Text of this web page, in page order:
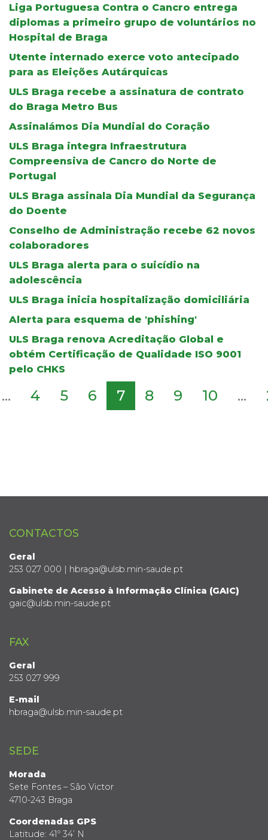
Liga Portuguesa Contra o Cancro entrega
diplomas a primeiro grupo de voluntários no
Hospital de Braga
Utente internado exerce voto antecipado
para as Eleições Autárquicas
ULS Braga recebe a assinatura de contrato
do Braga Metro Bus
Assinalámos Dia Mundial do Coração
ULS Braga integra Infraestrutura
Compreensiva de Cancro do Norte de
Portugal
ULS Braga assinala Dia Mundial da Segurança
do Doente
Conselho de Administração recebe 62 novos
colaboradores
ULS Braga alerta para o suicídio na
adolescência
ULS Braga inicia hospitalização domiciliária
Alerta para esquema de 'phishing'
ULS Braga renova Acreditação Global e
obtém Certificação de Qualidade ISO 9001
pelo CHKS
... 4 5 6 7 8 9 10 ...
CONTACTOS
Geral
253 027 000 | hbraga@ulsb.min-saude.pt
Gabinete de Acesso à Informação Clínica (GAIC)
gaic@ulsb.min-saude.pt
FAX
Geral
253 027 999
E-mail
hbraga@ulsb.min-saude.pt
SEDE
Morada
Sete Fontes – São Victor
4710-243 Braga
Coordenadas GPS
Latitude: 41º 34’ N